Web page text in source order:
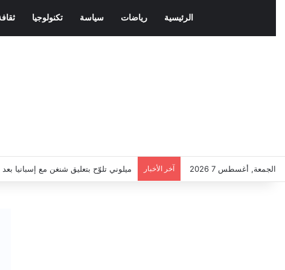
الرئيسية رياضات سياسة تكنولوجيا
الجمعة, أغسطس 7 2026 آخر الأخبار ميلوني تلوّح بتعليق شنغن مع إسبانيا